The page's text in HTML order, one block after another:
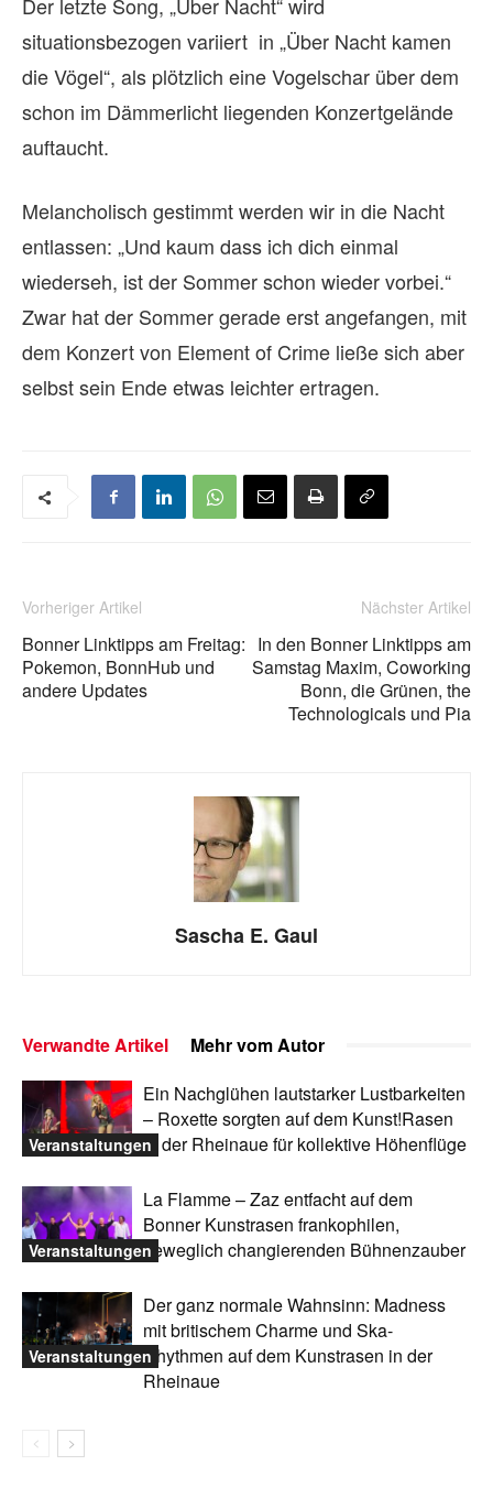
situationsbezogen variiert in „Über Nacht kamen
die Vögel“, als plötzlich eine Vogelschar über dem
schon im Dämmerlicht liegenden Konzertgelände
auftaucht.
Melancholisch gestimmt werden wir in die Nacht
entlassen: „Und kaum dass ich dich einmal
wiederseh, ist der Sommer schon wieder vorbei.“
Zwar hat der Sommer gerade erst angefangen, mit
dem Konzert von Element of Crime ließe sich aber
selbst sein Ende etwas leichter ertragen.
Vorheriger Artikel
Bonner Linktipps am Freitag:
Pokemon, BonnHub und
andere Updates
Nächster Artikel
In den Bonner Linktipps am
Samstag Maxim, Coworking
Bonn, die Grünen, the
Technologicals und Pia
Sascha E. Gaul
Verwandte Artikel Mehr vom Autor
Veranstaltungen
Ein Nachglühen lautstarker Lustbarkeiten
– Roxette sorgten auf dem Kunst!Rasen
in der Rheinaue für kollektive Höhenflüge
Veranstaltungen
La Flamme – Zaz entfacht auf dem
Bonner Kunstrasen frankophilen,
beweglich changierenden Bühnenzauber
Veranstaltungen
Der ganz normale Wahnsinn: Madness
mit britischem Charme und Ska-
Rhythmen auf dem Kunstrasen in der
Rheinaue